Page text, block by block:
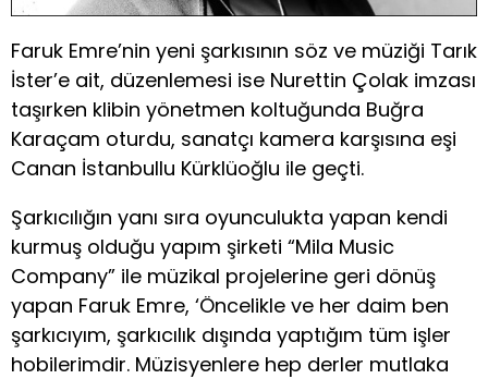
Faruk Emre’nin yeni şarkısının söz ve müziği Tarık
İster’e ait, düzenlemesi ise Nurettin Çolak imzası
taşırken klibin yönetmen koltuğunda Buğra
Karaçam oturdu, sanatçı kamera karşısına eşi
Canan İstanbullu Kürklüoğlu ile geçti.
Şarkıcılığın yanı sıra oyunculukta yapan kendi
kurmuş olduğu yapım şirketi “Mila Music
Company” ile müzikal projelerine geri dönüş
yapan Faruk Emre, ‘Öncelikle ve her daim ben
şarkıcıyım, şarkıcılık dışında yaptığım tüm işler
hobilerimdir. Müzisyenlere hep derler mutlaka